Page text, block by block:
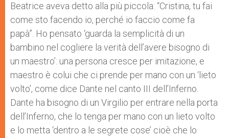
Beatrice aveva detto alla più piccola: “Cristina, tu fai
come sto facendo io, perché io faccio come fa
papà”. Ho pensato ‘guarda la semplicità di un
bambino nel cogliere la verità dell’avere bisogno di
un maestro’: una persona cresce per imitazione, e
maestro è colui che ci prende per mano con un ‘lieto
volto’, come dice Dante nel canto III dell’Inferno.
Dante ha bisogno di un Virgilio per entrare nella porta
dell’Inferno, che lo tenga per mano con un lieto volto
e lo metta ‘dentro a le segrete cose’ cioè che lo